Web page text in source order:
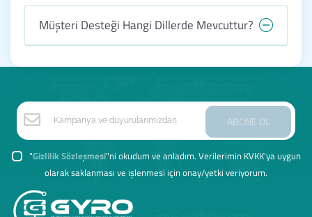
Müşteri Desteği Hangi Dillerde Mevcuttur?
ABONE OL
"Gizlilik Sözleşmesi"ni okudum ve anladım. Verilerimin KVKK'ya uygun
olarak saklanması ve işlenmesi için onay/yetki veriyorum.